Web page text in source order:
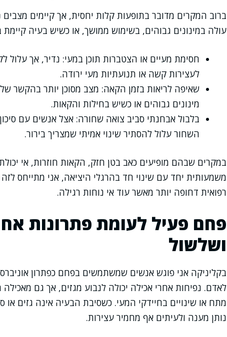
ברוב המקרים מדובר בתופעות קלות יחסית, אך קיימים מצבים
עולה במינונים גבוהים, בשימוש ממושך, או כשיש בעיה קיימת
חסימת מעיים או הצטברות תוכן במעי: נדיר, אך עלול
לעצירות קשה או תנועתיות מעי ירודה.
שאיפה לריאות בזמן הקאה: מצב מסוכן יותר בהקשר
מינונים גבוהים או כשיש בחילות והקאות.
בלבול אבחנתי סביב צואה שחורה: אצל אנשים עם
השחור עלול להסתיר שינוי אמיתי שמצריך בירור.
במקרים שבהם מופיעים כאב בטן חזק, הקאות חוזרות, אי
משמעותית יחד עם שינוי חד בהרגלי היציאה, אני מתייחס
רפואית דחופה יותר מאשר עוד אי נוחות רגילה.
פחם פעיל לעומת פתרונות
ושלשול
בקליניקה אני פוגש אנשים שמשתמשים בפחם כפתרון
לאדם. נפיחות אחרי אכילה יכולה לנבוע מגזים, אך גם מאכילה
מתח או שינויים בחיידקי המעי. כשסיבת הבעיה אינה גזים
נותן מענה ולעיתים אף מחמיר עצירות.